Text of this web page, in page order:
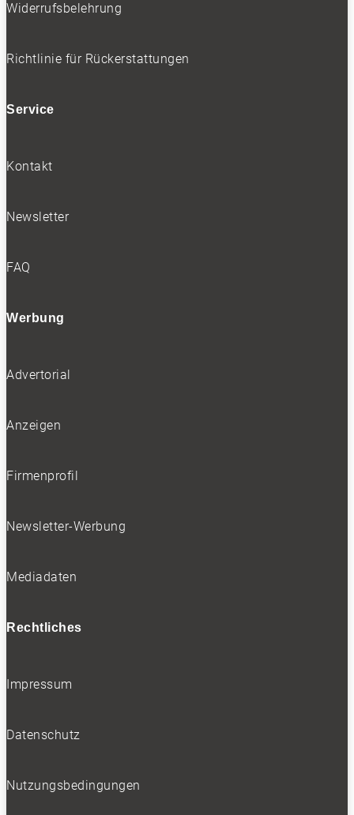
Widerrufsbelehrung
Richtlinie für Rückerstattungen
Service
Kontakt
Newsletter
FAQ
Werbung
Advertorial
Anzeigen
Firmenprofil
Newsletter-Werbung
Mediadaten
Rechtliches
Impressum
Datenschutz
Nutzungsbedingungen